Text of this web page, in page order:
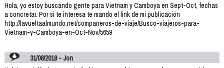
Hola, yo estoy buscando gente para Vietnam y Camboya en Sept-Oct, fechas
a concretar. Por si te interesa te mando el link de mi publicación
http://lavueltaalmundo.net/companeros-de-viaje/Busco-viajeros-para-
Vietnam-y-Camboya-en-Oct-Nov/5659
31/08/2018 - Jon